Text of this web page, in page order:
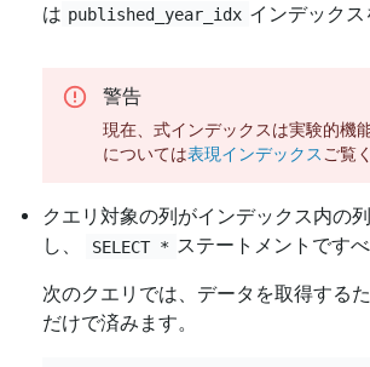
は published_year_idx インデックス
警告
現在、式インデックスは実験的機
については表現インデックスご覧
クエリ対象の列がインデックス内の
し、
SELECT * ステートメントです
次のクエリでは、データを取得する
だけで済みます。